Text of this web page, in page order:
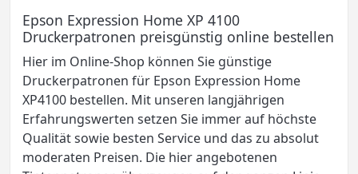
Epson Expression Home XP 4100
Druckerpatronen preisgünstig online bestellen
Hier im Online-Shop können Sie günstige
Druckerpatronen für Epson Expression Home
XP4100 bestellen. Mit unseren langjährigen
Erfahrungswerten setzen Sie immer auf höchste
Qualität sowie besten Service und das zu absolut
moderaten Preisen. Die hier angebotenen